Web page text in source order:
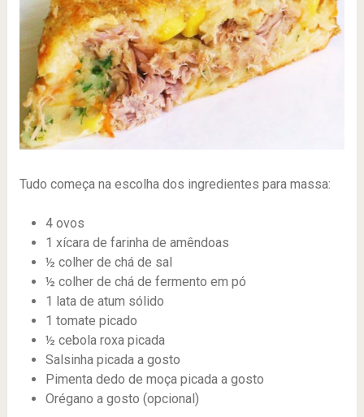
Tudo começa na escolha dos ingredientes para massa:
4 ovos
1 xícara de farinha de amêndoas
½ colher de chá de sal
½ colher de chá de fermento em pó
1 lata de atum sólido
1 tomate picado
½ cebola roxa picada
Salsinha picada a gosto
Pimenta dedo de moça picada a gosto
Orégano a gosto (opcional)